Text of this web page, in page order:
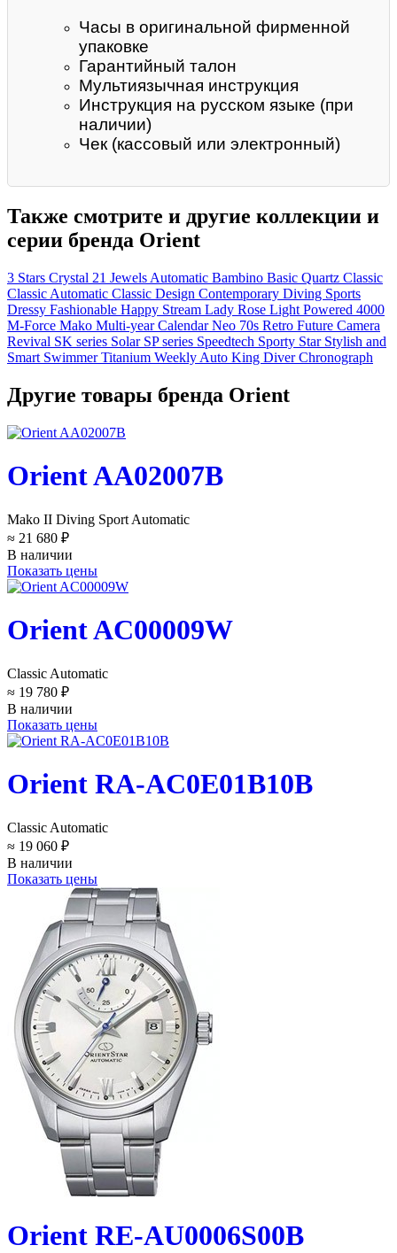
Часы в оригинальной фирменной
упаковке
Гарантийный талон
Мультиязычная инструкция
Инструкция на русском языке (при
наличии)
Чек (кассовый или электронный)
Также смотрите и другие коллекции и
серии бренда Orient
3 Stars Crystal 21 Jewels Automatic Bambino Basic Quartz Classic
Classic Automatic Classic Design Contemporary Diving Sports
Dressy Fashionable Happy Stream Lady Rose Light Powered 4000
M-Force Mako Multi-year CalendarNeo 70s Retro Future Camera
Revival SK series Solar SP series Speedtech Sporty Star Stylish and
Smart SwimmerTitanium Weekly Auto King DiverChronograph
Другие товары бренда Orient
Orient AA02007B
Mako II Diving Sport Automatic
≈ 21 680 ₽
В наличии
Показать цены
Orient AC00009W
Classic Automatic
≈ 19 780 ₽
В наличии
Показать цены
Orient RA-AC0E01B10B
Classic Automatic
≈ 19 060 ₽
В наличии
Показать цены
Orient RE-AU0006S00B